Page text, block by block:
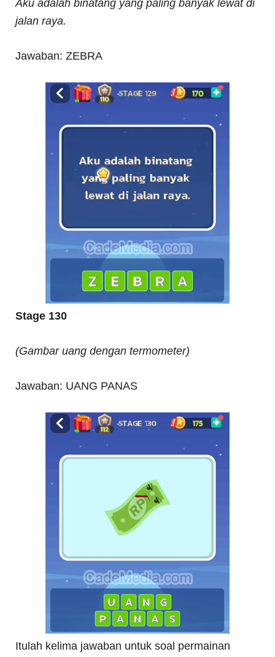
Aku adalah binatang yang paling banyak lewat di
jalan raya.
Jawaban: ZEBRA
Stage 130
(Gambar uang dengan termometer)
Jawaban: UANG PANAS
Itulah kelima jawaban untuk soal permainan